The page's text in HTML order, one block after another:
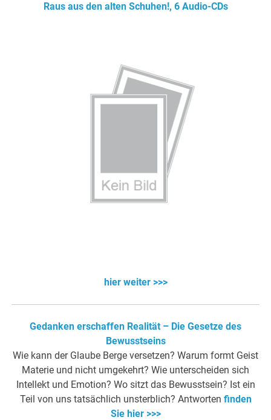
Raus aus den alten Schuhen!, 6 Audio-CDs
hier weiter >>>
Gedanken erschaffen Realität – Die Gesetze des
Bewusstseins
Wie kann der Glaube Berge versetzen? Warum formt Geist
Materie und nicht umgekehrt? Wie unterscheiden sich
Intellekt und Emotion? Wo sitzt das Bewusstsein? Ist ein
Teil von uns tatsächlich unsterblich? Antworten finden
Sie hier >>>